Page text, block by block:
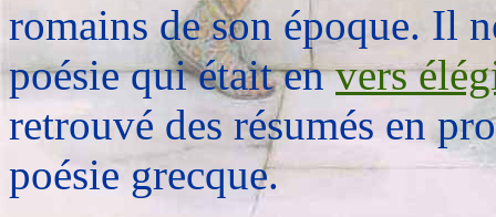
romains de son époque. Il
poésie qui était envers
retrouvé des résumés en
poésie grecque.